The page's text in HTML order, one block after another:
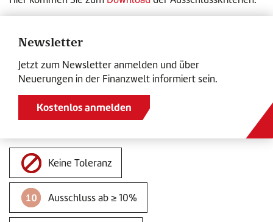
Newsletter
Jetzt zum Newsletter anmelden und über
Neuerungen in der Finanzwelt informiert sein.
Kostenlos anmelden
Keine Toleranz
Ausschluss ab ≥ 10%